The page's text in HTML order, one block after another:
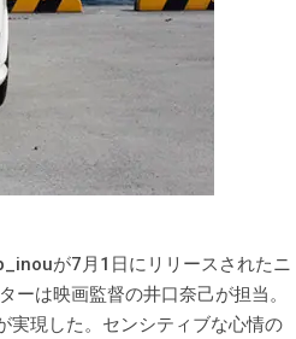
が7月1日にリリースされたニ
ーは映画監督の井口奈己が担当。
現した。センシティブな心情の